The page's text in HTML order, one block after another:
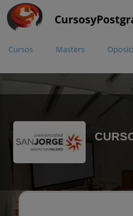
Cursos Masters